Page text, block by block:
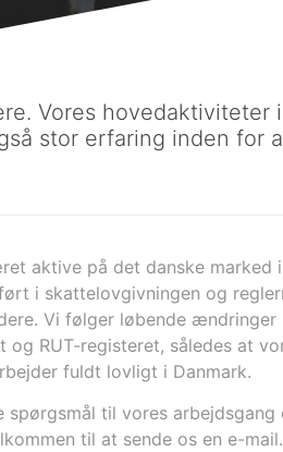
Vores hovedaktiviteter
stor erfaring inden for
aktive på det danske marked
i skattelovgivningen og
Vi følger løbende
og RUT-registeret, således at
fuldt lovligt i Danmark.
spørgsmål til vores arbejdsgang
til at sende os en e-